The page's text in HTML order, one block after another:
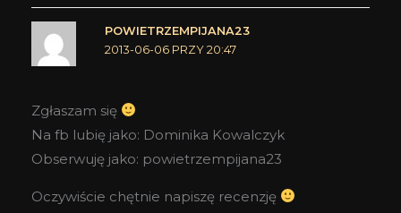
POWIETRZEMPIJANA23
2013-06-06 PRZY 20:47
Zgłaszam się
Na fb lubię jako: Dominika Kowalczyk
Obserwuję jako: powietrzempijana23
Oczywiście chętnie napiszę recenzję